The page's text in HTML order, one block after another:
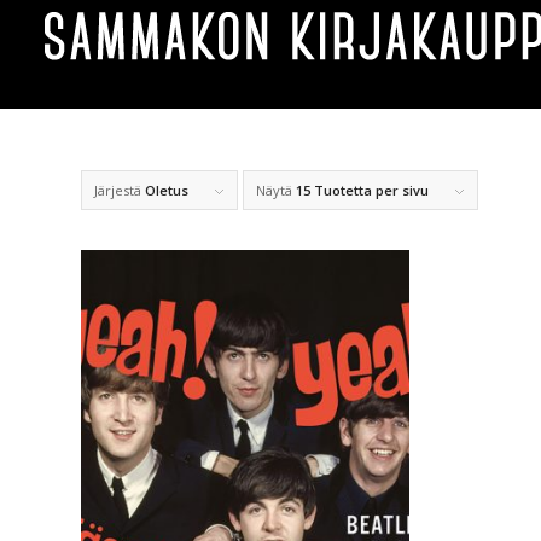
Järjestä Oletus Näytä 15 Tuotetta per sivu